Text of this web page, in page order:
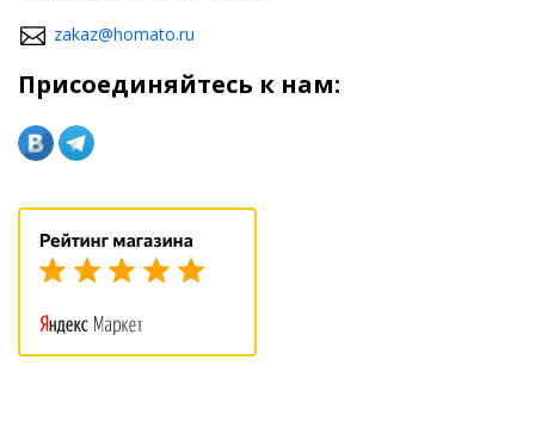
zakaz@homato.ru
Присоединяйтесь к нам: